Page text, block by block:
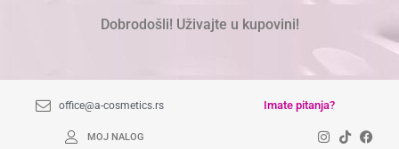
Dobrodošli! Uživajte u kupovini!
office@a-cosmetics.rs Imate pitanja?
MOJ NALOG